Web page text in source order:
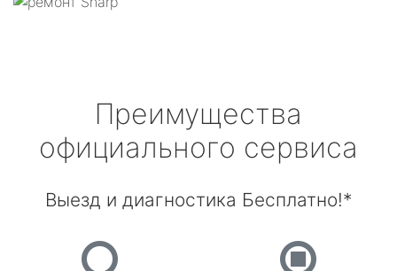
Преимущества
официального сервиса
Выезд и диагностика Бесплатно!*